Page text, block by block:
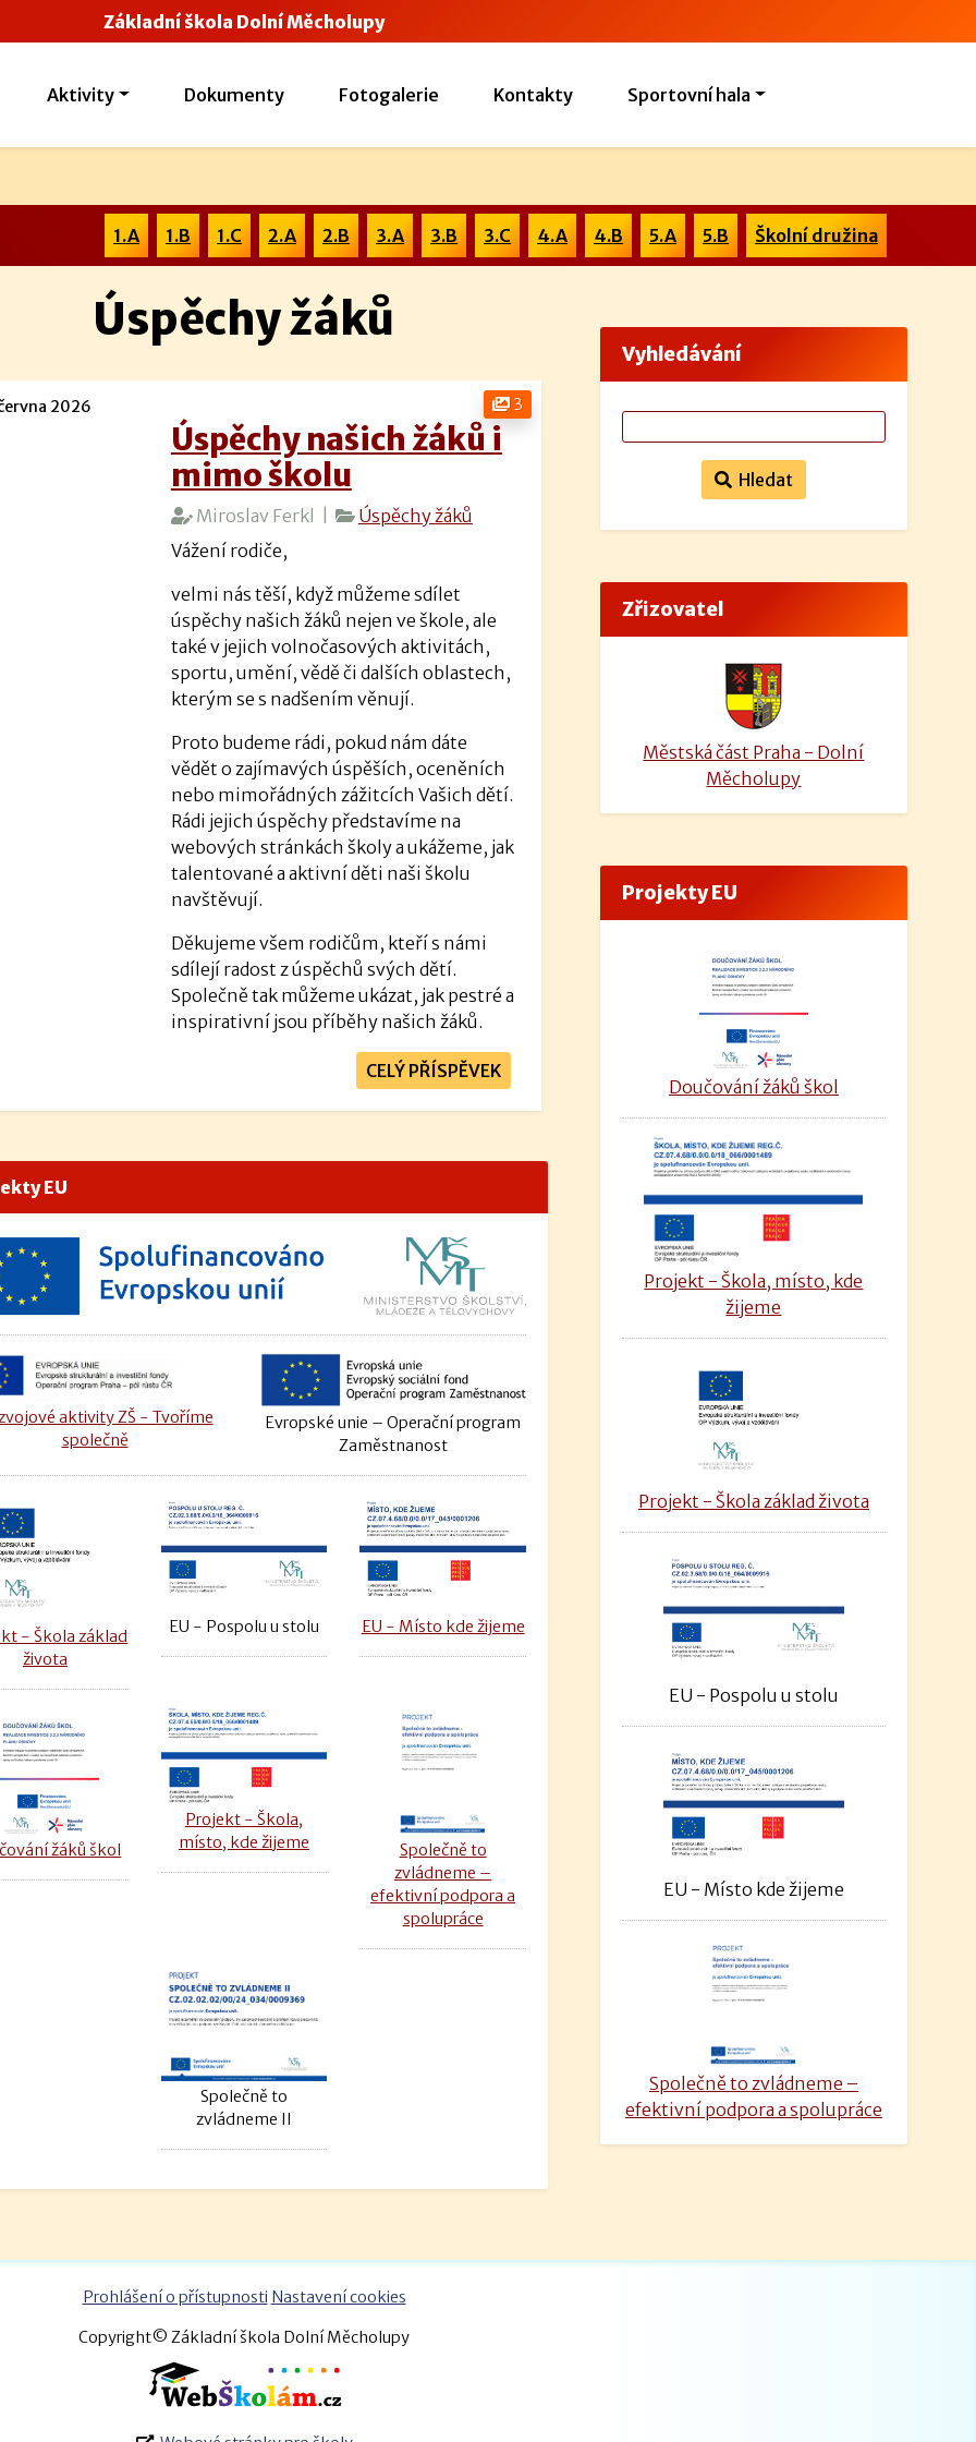
Základní škola Dolní Měcholupy
Aktivity Dokumenty Fotogalerie Kontakty Sportovní hala
1.A 1.B 1.C 2.A 2.B 3.A 3.B 3.C 4.A 4.B 5.A 5.B Školní družina
Úspěchy žáků
3
2026
Úspěchy našich žáků i
mimo školu
Miroslav Ferkl |
Úspěchy žáků
Vážení rodiče,
velmi nás těší, když můžeme sdílet
úspěchy našich žáků nejen ve škole, ale
také v jejich volnočasových aktivitách,
sportu, umění, vědě či dalších oblastech,
kterým se s nadšením věnují.
Proto budeme rádi, pokud nám dáte
vědět o zajímavých úspěších, oceněních
nebo mimořádných zážitcích Vašich dětí.
Rádi jejich úspěchy představíme na
webových stránkách školy a ukážeme, jak
talentované a aktivní děti naši školu
navštěvují.
Děkujeme všem rodičům, kteří s námi
sdílejí radost z úspěchů svých dětí.
Společně tak můžeme ukázat, jak pestré a
inspirativní jsou příběhy našich žáků.
CELÝ PŘÍSPĚVEK
EU
aktivity ZŠ - Tvoříme
společně
Evropské unie – Operační program
Zaměstnanost
- Škola základ
života
EU - Pospolu u stolu EU - Místo kde žijeme
žáků škol
Projekt - Škola,
místo, kde žijeme
Společně to
zvládneme –
efektivní podpora a
spolupráce
Společně to
zvládneme II
Vyhledávání
Hledat
Zřizovatel
Městská část Praha - Dolní
Měcholupy
Projekty EU
Doučování žáků škol
Projekt - Škola, místo, kde
žijeme
Projekt - Škola základ života
EU - Pospolu u stolu
EU - Místo kde žijeme
Společně to zvládneme –
efektivní podpora a spolupráce
Prohlášení o přístupnosti Nastavení cookies
Copyright© Základní škola Dolní Měcholupy